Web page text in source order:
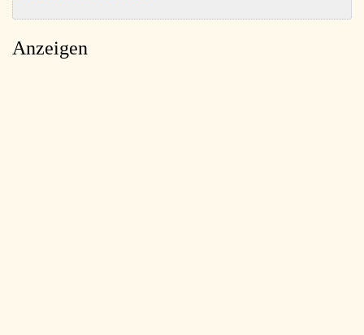
Anzeigen